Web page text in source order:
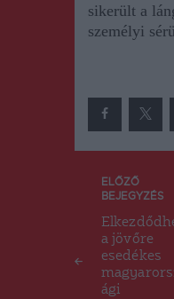
sikerült a
személyi
ELŐZŐ
BEJEGYZÉS
a jövőre
esedékes
ági